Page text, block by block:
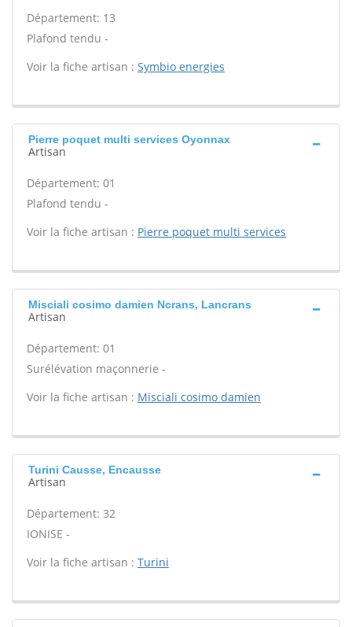
Département: 13
Plafond tendu -
Voir la fiche artisan : Symbio energies
Pierre poquet multi services Oyonnax
Artisan
Département: 01
Plafond tendu -
Voir la fiche artisan : Pierre poquet multi services
Misciali cosimo damien Ncrans, Lancrans
Artisan
Département: 01
Surélévation maçonnerie -
Voir la fiche artisan : Misciali cosimo damien
Turini Causse, Encausse
Artisan
Département: 32
IONISE -
Voir la fiche artisan : Turini